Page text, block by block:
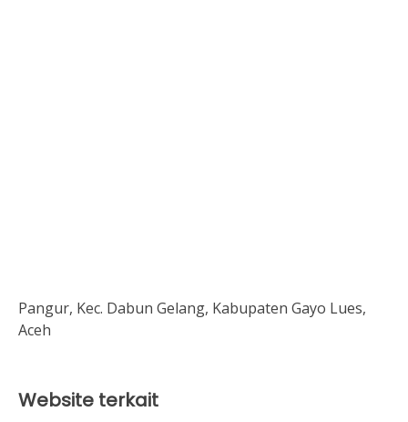
Pangur, Kec. Dabun Gelang, Kabupaten Gayo Lues,
Aceh
Website terkait